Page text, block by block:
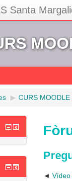
Santa
▶︎ CURS MOODLE
Vídeo